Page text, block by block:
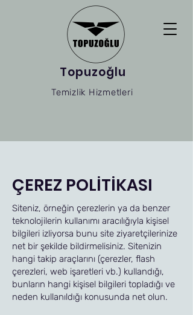
Topuzoğlu
Temizlik Hizmetleri
ÇEREZ POLİTİKASI
Siteniz, örneğin çerezlerin ya da benzer
teknolojilerin kullanımı aracılığıyla kişisel
bilgileri izliyorsa bunu site ziyaretçilerinize
net bir şekilde bildirmelisiniz. Sitenizin
hangi takip araçlarını (çerezler, flash
çerezleri, web işaretleri vb.) kullandığı,
bunların hangi kişisel bilgileri topladığı ve
neden kullanıldığı konusunda net olun.